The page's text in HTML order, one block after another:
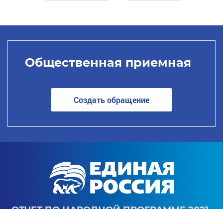
Общественная приемная
Создать обращение